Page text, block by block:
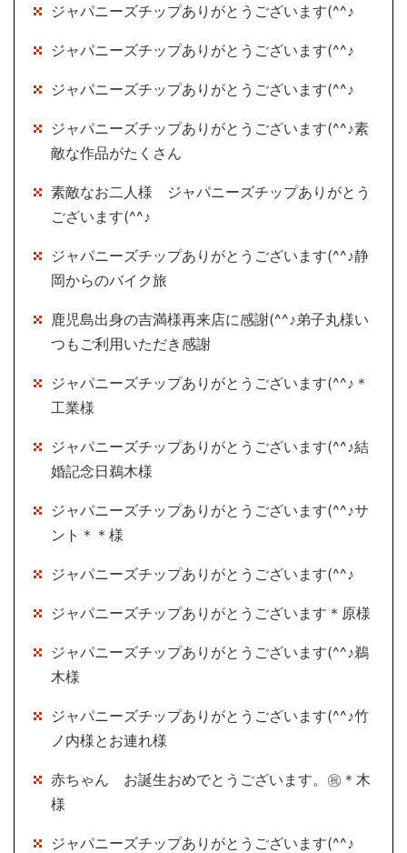
ジャパニーズチップありがとうございます(^^♪
ジャパニーズチップありがとうございます(^^♪
ジャパニーズチップありがとうございます(^^♪
ジャパニーズチップありがとうございます(^^♪素
敵な作品がたくさん
素敵なお二人様 ジャパニーズチップありがとう
ございます(^^♪
ジャパニーズチップありがとうございます(^^♪静
岡からのバイク旅
鹿児島出身の吉満様再来店に感謝(^^♪弟子丸様い
つもご利用いただき感謝
ジャパニーズチップありがとうございます(^^♪＊
工業様
ジャパニーズチップありがとうございます(^^♪結
婚記念日鵜木様
ジャパニーズチップありがとうございます(^^♪サ
ント＊＊様
ジャパニーズチップありがとうございます(^^♪
ジャパニーズチップありがとうございます＊原様
ジャパニーズチップありがとうございます(^^♪鵜
木様
ジャパニーズチップありがとうございます(^^♪竹
ノ内様とお連れ様
赤ちゃん お誕生おめでとうございます。㊗＊木
様
ジャパニーズチップありがとうございます(^^♪